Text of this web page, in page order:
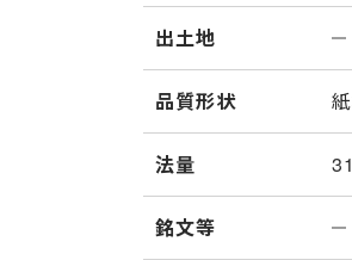
出土地
品質形状
法量
銘文等